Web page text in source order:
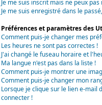
Je me suis inscrit mais ne peux
Je me suis enregistré dans le
Préférences et paramètres des
Comment puis-je changer mes
Les heures ne sont pas correctes !
J'ai changé le fuseau horaire et
Ma langue n'est pas dans la liste !
Comment puis-je montrer une
Comment puis-je changer mon
Lorsque je clique sur le lien e-mail
connecter !